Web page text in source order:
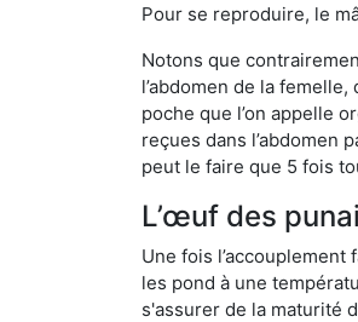
Pour se reproduire, le
Notons que
l’abdomen de la
poche que l’on appelle
reçues dans l’abdomen
peut le faire que 5 fois
L’œuf des
Une fois
les pond à une
s'assurer de la maturité